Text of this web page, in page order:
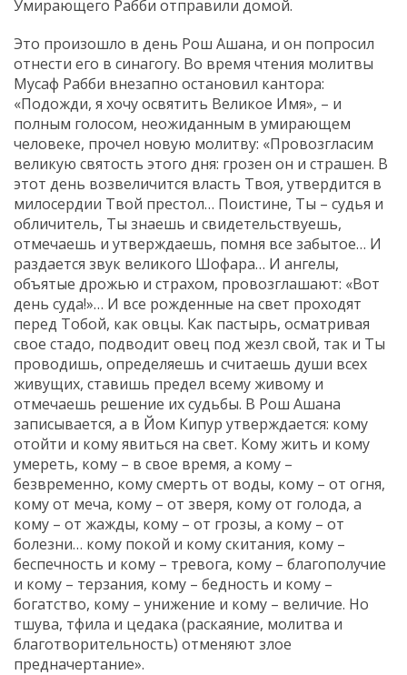
Умирающего Рабби отправили домой.
Это произошло в день Рош Ашана, и он попросил
отнести его в синагогу. Во время чтения молитвы
Мусаф Рабби внезапно остановил кантора:
«Подожди, я хочу освятить Великое Имя», – и
полным голосом, неожиданным в умирающем
человеке, прочел новую молитву: «Провозгласим
великую святость этого дня: грозен он и страшен. В
этот день возвеличится власть Твоя, утвердится в
милосердии Твой престол… Поистине, Ты – судья и
обличитель, Ты знаешь и свидетельствуешь,
отмечаешь и утверждаешь, помня все забытое… И
раздается звук великого Шофара… И ангелы,
объятые дрожью и страхом, провозглашают: «Вот
день суда!»… И все рожденные на свет проходят
перед Тобой, как овцы. Как пастырь, осматривая
свое стадо, подводит овец под жезл свой, так и Ты
проводишь, определяешь и считаешь души всех
живущих, ставишь предел всему живому и
отмечаешь решение их судьбы. В Рош Ашана
записывается, а в Йом Кипур утверждается: кому
отойти и кому явиться на свет. Кому жить и кому
умереть, кому – в свое время, а кому –
безвременно, кому смерть от воды, кому – от огня,
кому от меча, кому – от зверя, кому от голода, а
кому – от жажды, кому – от грозы, а кому – от
болезни… кому покой и кому скитания, кому –
беспечность и кому – тревога, кому – благополучие
и кому – терзания, кому – бедность и кому –
богатство, кому – унижение и кому – величие. Но
тшува, тфила и цедака (раскаяние, молитва и
благотворительность) отменяют злое
предначертание».